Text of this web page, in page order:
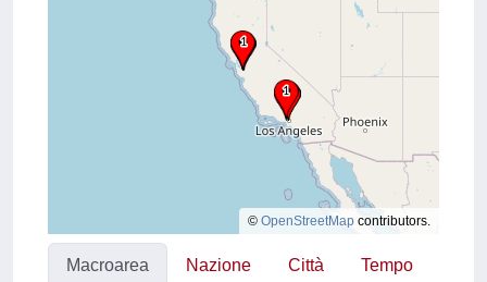
© OpenStreetMap contributors.
Macroarea Nazione Città Tempo